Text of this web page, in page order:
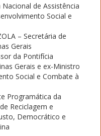
Nacional de Assistência
Social e
– Secretária de
Gerais
da Pontifícia
Gerais e ex-Ministro
Social e Combate à
Programática da
Reciclagem e
Democrático e